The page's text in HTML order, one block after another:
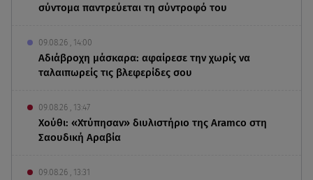
σύντομα παντρεύεται τη σύντροφό του
09.08.26 , 14:00
Αδιάβροχη μάσκαρα: αφαίρεσε την χωρίς να
ταλαιπωρείς τις βλεφερίδες σου
09.08.26 , 13:47
Χούθι: «Χτύπησαν» διυλιστήριο της Aramco στη
Σαουδική Αραβία
09.08.26 , 13:31